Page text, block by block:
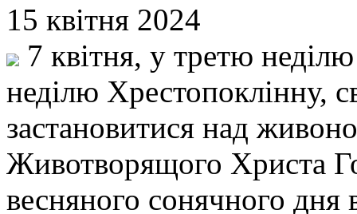
15 квітня 2024
7 квітня, у третю
неділю Хрестопоклінну,
застановитися над
Животворящого Христа
весняного сонячного дня